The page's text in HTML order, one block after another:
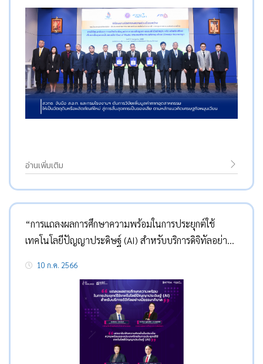
อ่านเพิ่มเติม
“การแถลงผลการศึกษาความพร้อมในการประยุกต์ใช้
เทคโนโลยีปัญญาประดิษฐ์ (AI) สำหรับบริการดิจิทัลอย่างมี
10 ก.ค. 2566